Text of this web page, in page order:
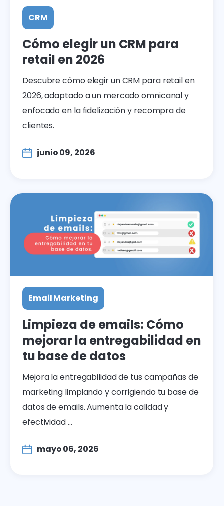
CRM
Cómo elegir un CRM para
retail en 2026
Descubre cómo elegir un CRM para retail en
2026, adaptado a un mercado omnicanal y
enfocado en la fidelización y recompra de
clientes.
junio 09, 2026
Email Marketing
Limpieza de emails: Cómo
mejorar la entregabilidad en
tu base de datos
Mejora la entregabilidad de tus campañas de
marketing limpiando y corrigiendo tu base de
datos de emails. Aumenta la calidad y
efectividad ...
mayo 06, 2026